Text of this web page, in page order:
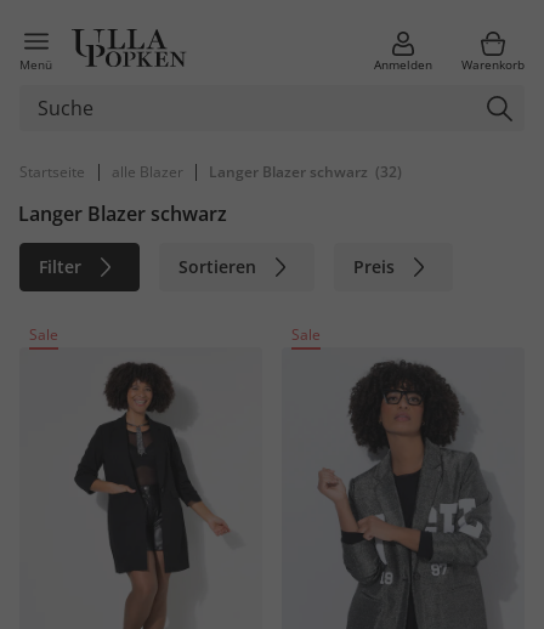
Menü Anmelden Warenkorb
Startseite | alle Blazer | Langer Blazer schwarz (32)
Langer Blazer schwarz
Filter Sortieren Preis
Material
Sale Sale